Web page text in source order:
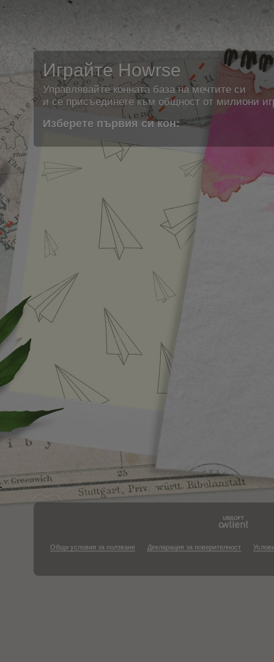
Играйте Howrse
Управлявайте конната база на мечтите си
и се присъединете към общност от милиони
Изберете първия си кон:
Общи условия за ползване Декларация за поверителност